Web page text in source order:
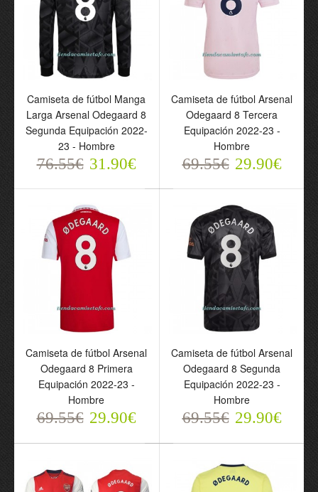
Camiseta de fútbol
Arsenal Odegaard 8
Segunda Equipación 23-
24 - Hombre
69.55€ 29.90€
(Camiseta+Pantalón
Odegaard 8 Primera
Equipación - Niño
69.55€ 29.90€
Camiseta de fútbol
Arsenal 2023-24
Odegaard 8 Primera
69.55€ 29.90€
Camiseta de fútbol
Arsenal 2023-24
Odegaard 8 Primera
69.55€ 29.90€
Camiseta de fútbol Manga
Larga Arsenal Odegaard 8
Segunda Equipación 2022-
23 - Hombre
76.55€ 31.90€
Camiseta de fútbol Arsenal
Odegaard 8 Tercera
Equipación 2022-23 -
Hombre
69.55€ 29.90€
Camiseta de fútbol Arsenal
Odegaard 8 Primera
Equipación 2022-23 -
Hombre
69.55€ 29.90€
Camiseta de fútbol Arsenal
Odegaard 8 Segunda
Equipación 2022-23 -
Hombre
69.55€ 29.90€